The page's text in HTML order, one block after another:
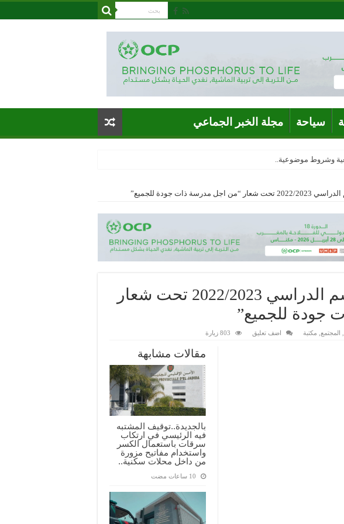
سياحة مجلة الخبر الجماعي
وشروط موضوعية..
مدرسة ذات جودة للجميع”
المقرر تنظيم الموسم الدراسي 2022/2023 تحت شعار
جودة للجميع”
المجتمع مكتبة اضف تعليق 803 زيارة
مقالات مشابهة
بالجديدة..توقيف المشتبه
فيه الرئيسي في ارتكاب
سرقات باستعمال الكسر
واستخدام مفاتيح مزورة
من داخل محلات سكنية..